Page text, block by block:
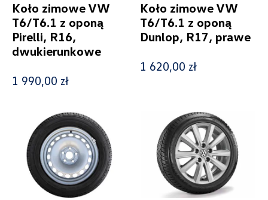
Koło zimowe VW
T6/T6.1 z oponą
Pirelli, R16,
dwukierunkowe
1 990,00 zł
Koło zimowe VW
T6/T6.1 z oponą
Dunlop, R17, prawe
1 620,00 zł